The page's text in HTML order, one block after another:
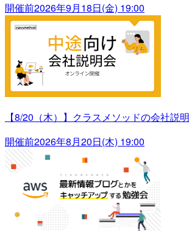
開催前2026年9月18日(金) 19:00
【8/20（木）】クラスメソッドの会社説
開催前2026年8月20日(木) 19:00